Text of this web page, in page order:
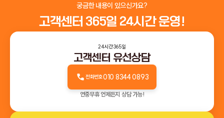
궁금한 내용이 있으신가요?
고객센터 365일 24시간 운영!
24시간 365일
고객센터 유선상담
전화번호010 8344 0893
연중무휴 언제든지 상담 가능!